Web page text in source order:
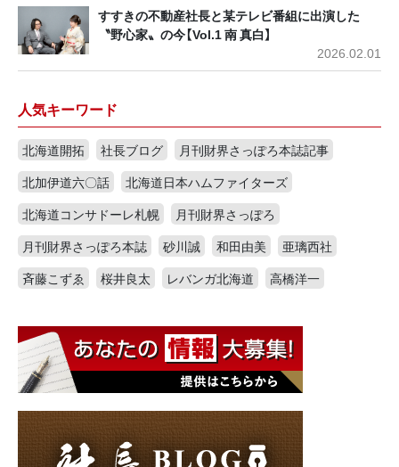
すすきの不動産社長と某テレビ番組に出演した
〝野心家〟の今【Vol.1 南 真白】
2026.02.01
人気キーワード
北海道開拓 社長ブログ
月刊財界さっぽろ本誌記事
北加伊道六〇話
北海道日本ハムファイターズ
北海道コンサドーレ札幌
月刊財界さっぽろ
月刊財界さっぽろ本誌
砂川誠 和田由美
亜璃西社
斉藤こずゑ
桜井良太 レバンガ北海道 高橋洋一